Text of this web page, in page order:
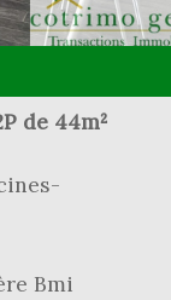
de 44m²
Bmi